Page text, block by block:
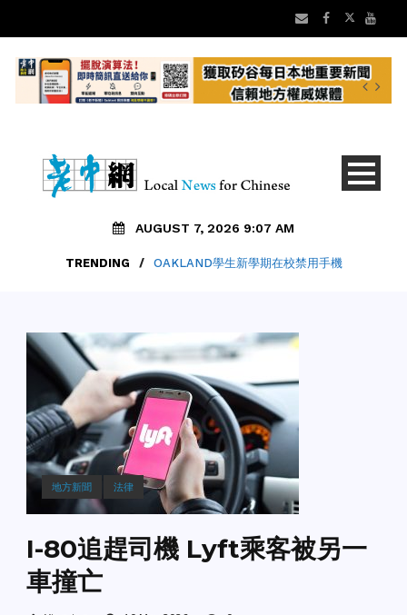
AUGUST 7, 2026 9:07 AM
TRENDING / OAKLAND學生新學期在校禁用手機
地方新聞 法律
I-80追趕司機 Lyft乘客被另一
車撞亡